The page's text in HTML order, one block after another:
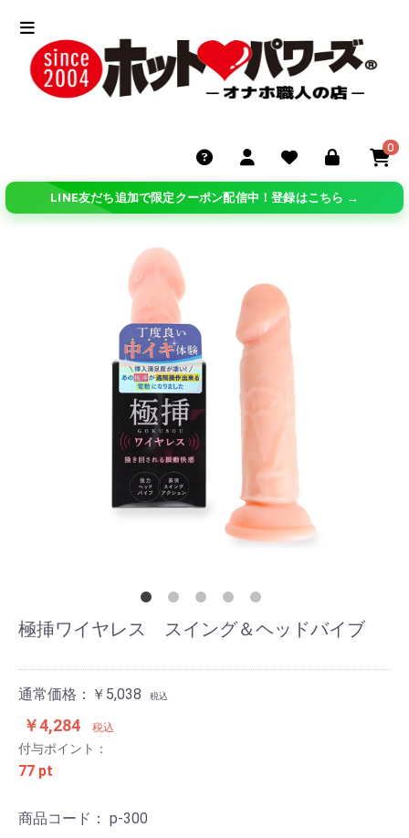
0
LINE友だち追加で限定クーポン配信中！登録はこちら →
極挿ワイヤレス スイング＆ヘッドバイブ
通常価格：￥5,038 税込
￥4,284 税込
付与ポイント：
77 pt
商品コード： p-300